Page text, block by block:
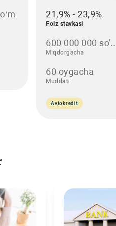
21,9% - 23,9%
Foiz stavkasi
600 000 000
Miqdorgacha
60 oygacha
Muddati
Avtokredit